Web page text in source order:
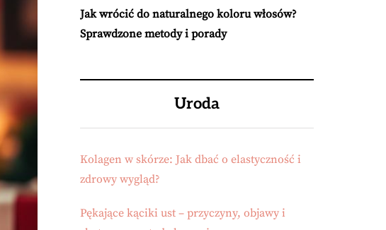
Jak wrócić do naturalnego koloru włosów?
Sprawdzone metody i porady
Uroda
Kolagen w skórze: Jak dbać o elastyczność i
zdrowy wygląd?
Pękające kąciki ust – przyczyny, objawy i